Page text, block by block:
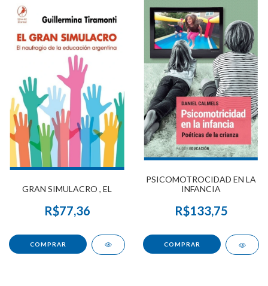
GRAN SIMULACRO , EL
R$77,36
PSICOMOTROCIDAD EN LA
INFANCIA
R$133,75